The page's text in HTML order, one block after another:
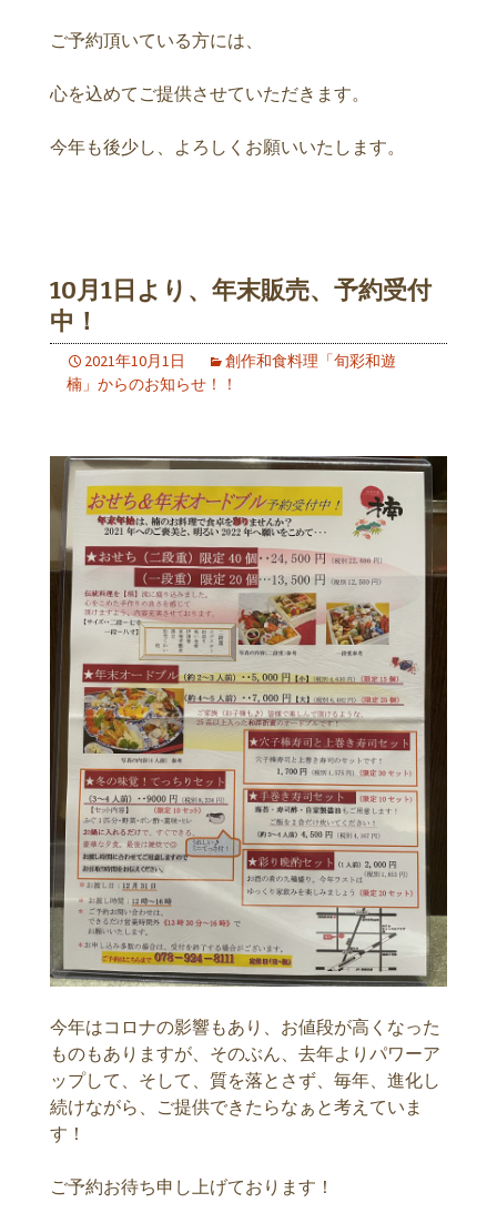
ご予約頂いている方には、
心を込めてご提供させていただきます。
今年も後少し、よろしくお願いいたします。
10月1日より、年末販売、予約受付
中！
2021年10月1日
創作和食料理「旬彩和遊
楠」からのお知らせ！！
今年はコロナの影響もあり、お値段が高くなった
ものもありますが、そのぶん、去年よりパワーア
ップして、そして、質を落とさず、毎年、進化し
続けながら、ご提供できたらなぁと考えていま
す！
ご予約お待ち申し上げております！